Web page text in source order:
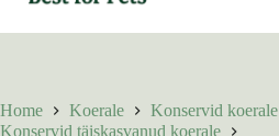
Home Koerale
Konservid koerale
Konservid täiskasvanud koerale